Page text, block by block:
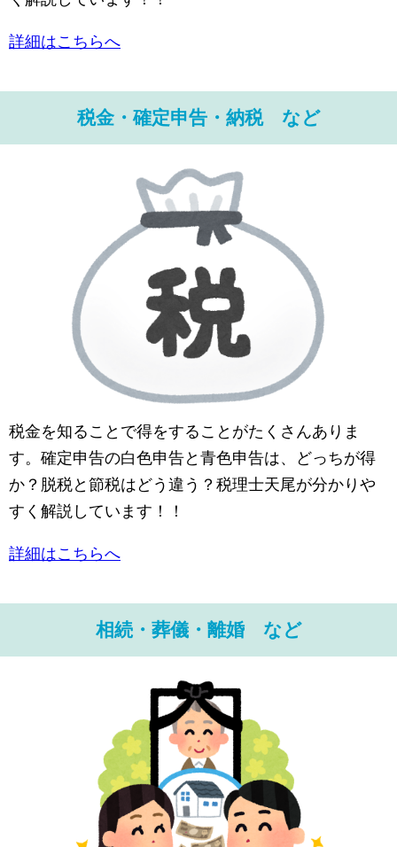
詳細はこちらへ
税金・確定申告・納税 など
税金を知ることで得をすることがたくさんありま
す。確定申告の白色申告と青色申告は、どっちが得
か？脱税と節税はどう違う？税理士天尾が分かりや
すく解説しています！！
詳細はこちらへ
相続・葬儀・離婚 など